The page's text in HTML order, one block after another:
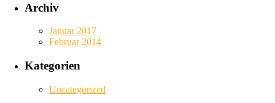
Archiv
Januar 2017
Februar 2014
Kategorien
Uncategorized